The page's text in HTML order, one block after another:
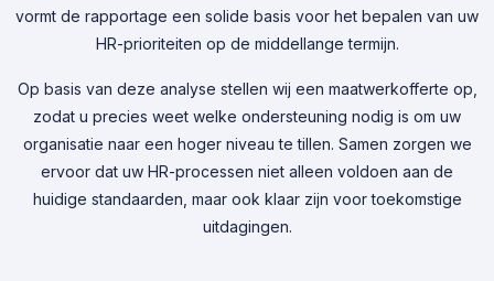
vormt de rapportage een solide basis voor het bepalen van uw
HR-prioriteiten op de middellange termijn.
Op basis van deze analyse stellen wij een maatwerkofferte op,
zodat u precies weet welke ondersteuning nodig is om uw
organisatie naar een hoger niveau te tillen. Samen zorgen we
ervoor dat uw HR-processen niet alleen voldoen aan de
huidige standaarden, maar ook klaar zijn voor toekomstige
uitdagingen.